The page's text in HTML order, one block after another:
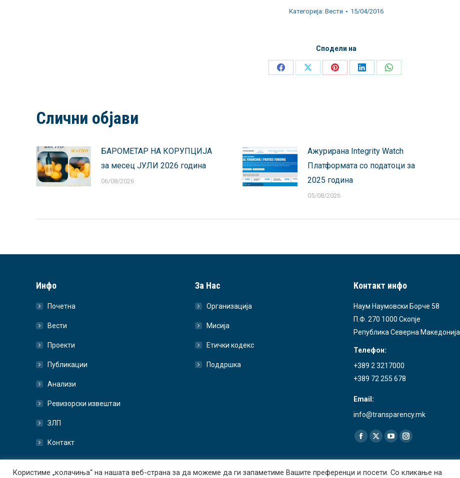
Категорија: Вести 15/04/2016
Сподели на
Share
Share
Share
Share
Share
Слични објави
БАРОМЕТАР НА КОРУПЦИЈА
за месец ЈУЛИ 2026 година
06/08/2026
Ажурирана Integrity Watch
Платформата со податоци за
2025 година
05/08/2026
Инфо
Почетна
Вести
Проекти
Публикации
Анализи
Ревизорски извештаи
ЗЛП
Контакт
За Нас
Организација
Мисија
Етички кодекс
Поддршка
Контакт инфо
Наум Наумовски Борче 58
П.Ф. 270 1000 Скопје
Република Северна Македонија
Телефон:
+389 2 3217000
+389 72 255 678
Email:
info@transparency.mk
Find us on:
Facebook
X
opens
YouTube
opens
Instagram
Користиме „колачиња“ на нашата веб-страна за да можеме да ги запаметиме Вашите преференци и посети. Со кликање на